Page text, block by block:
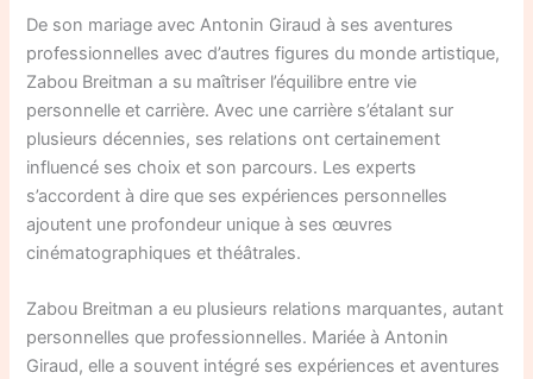
De son mariage avec Antonin Giraud à ses aventures
professionnelles avec d’autres figures du monde artistique,
Zabou Breitman a su maîtriser l’équilibre entre vie
personnelle et carrière. Avec une carrière s’étalant sur
plusieurs décennies, ses relations ont certainement
influencé ses choix et son parcours. Les experts
s’accordent à dire que ses expériences personnelles
ajoutent une profondeur unique à ses œuvres
cinématographiques et théâtrales.
Zabou Breitman a eu plusieurs relations marquantes, autant
personnelles que professionnelles. Mariée à Antonin
Giraud, elle a souvent intégré ses expériences et aventures